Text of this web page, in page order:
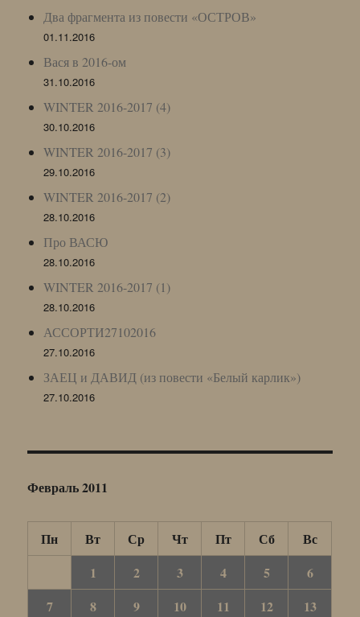
Два фрагмента из повести «ОСТРОВ»
01.11.2016
Вася в 2016-ом
31.10.2016
WINTER 2016-2017 (4)
30.10.2016
WINTER 2016-2017 (3)
29.10.2016
WINTER 2016-2017 (2)
28.10.2016
Про ВАСЮ
28.10.2016
WINTER 2016-2017 (1)
28.10.2016
АССОРТИ27102016
27.10.2016
ЗАЕЦ и ДАВИД (из повести «Белый карлик»)
27.10.2016
Февраль 2011
Пн Вт Ср Чт Пт Сб
Вс
1
2 3 4 5
6
7
8 9 10 11 12
13